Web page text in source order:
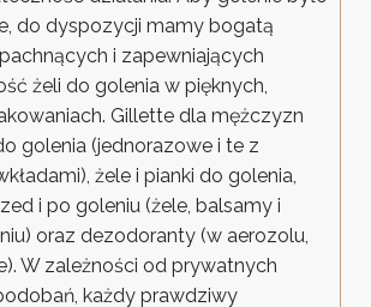
do dyspozycji mamy bogatą
i zapewniających
żeli do golenia w pięknych,
Gillette dla mężczyzn
golenia (jednorazowe i te z
żele i pianki do golenia,
i po goleniu (żele, balsamy i
oraz dezodoranty (w aerozolu,
W zależności od prywatnych
każdy prawdziwy